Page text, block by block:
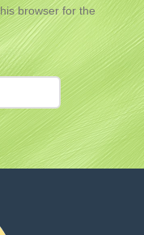
browser for the